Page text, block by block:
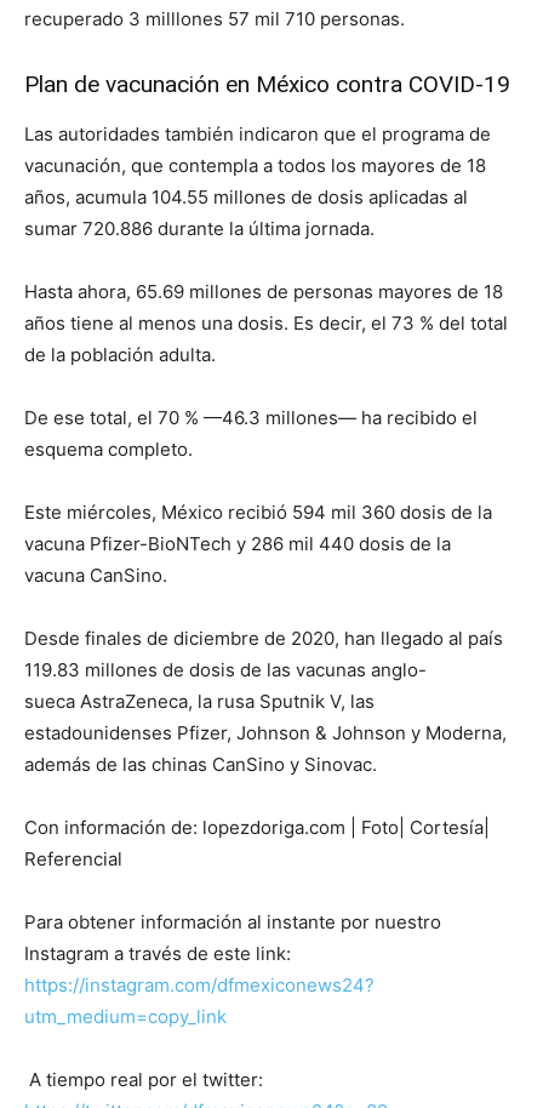
recuperado 3 milllones 57 mil 710 personas.
Plan de vacunación en México contra COVID-19
Las autoridades también indicaron que el programa de
vacunación, que contempla a todos los mayores de 18
años, acumula 104.55 millones de dosis aplicadas al
sumar 720.886 durante la última jornada.
Hasta ahora, 65.69 millones de personas mayores de 18
años tiene al menos una dosis. Es decir, el 73 % del total
de la población adulta.
De ese total, el 70 % —46.3 millones— ha recibido el
esquema completo.
Este miércoles, México recibió 594 mil 360 dosis de la
vacuna Pfizer-BioNTech y 286 mil 440 dosis de la
vacuna CanSino.
Desde finales de diciembre de 2020, han llegado al país
119.83 millones de dosis de las vacunas anglo-
sueca AstraZeneca, la rusa Sputnik V, las
estadounidenses Pfizer, Johnson & Johnson y Moderna,
además de las chinas CanSino y Sinovac.
Con información de: lopezdoriga.com | Foto| Cortesía|
Referencial
Para obtener información al instante por nuestro
Instagram a través de este link:
https://instagram.com/dfmexiconews24?
utm_medium=copy_link
A tiempo real por el twitter: